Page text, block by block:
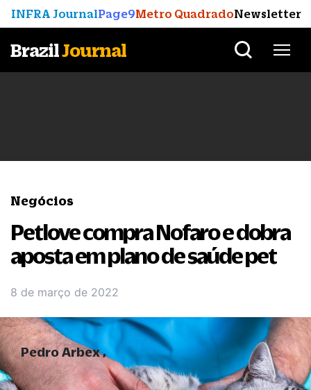
INFRA JournalPage9Metro QuadradoNewsletter
BrazilJournal
Negócios
Petlove compra Nofaro e dobra
aposta em plano de saúde pet
8 de março de 2022
Pedro Arbex